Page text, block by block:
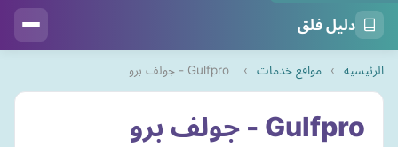
دليل فلق
الرئيسية › مواقع خدمات › Gulfpro - جولف برو
Gulfpro - جولف برو